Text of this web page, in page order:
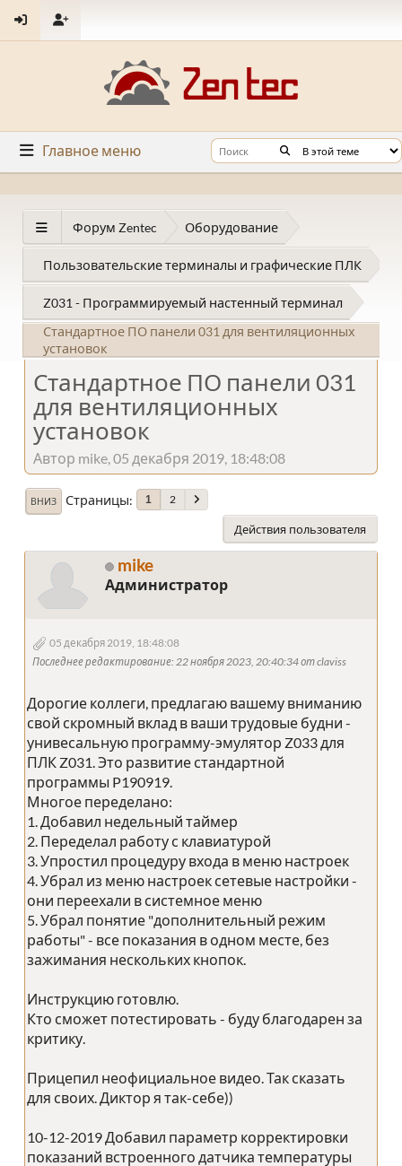
Главное меню
Форум Zentec Оборудование
Пользовательские терминалы и графические ПЛК
Z031 - Программируемый настенный терминал
Стандартное ПО панели 031 для вентиляционных
установок
Стандартное ПО панели 031
для вентиляционных
установок
Автор mike, 05 декабря 2019, 18:48:08
ВНИЗ Страницы 1 2
Действия пользователя
mike
Администратор
05 декабря 2019, 18:48:08
Последнее редактирование: 22 ноября 2023, 20:40:34 от claviss
Дорогие коллеги, предлагаю вашему вниманию
свой скромный вклад в ваши трудовые будни -
унивесальную программу-эмулятор Z033 для
ПЛК Z031. Это развитие стандартной
программы P190919.
Многое переделано:
1. Добавил недельный таймер
2. Переделал работу с клавиатурой
3. Упростил процедуру входа в меню настроек
4. Убрал из меню настроек сетевые настройки -
они переехали в системное меню
5. Убрал понятие "дополнительный режим
работы" - все показания в одном месте, без
зажимания нескольких кнопок.
Инструкцию готовлю.
Кто сможет потестировать - буду благодарен за
критику.
Прицепил неофициальное видео. Так сказать
для своих. Диктор я так-себе))
10-12-2019 Добавил параметр корректировки
показаний встроенного датчика температуры